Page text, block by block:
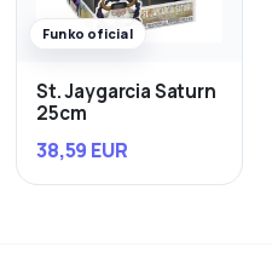
Funko oficial
St. Jaygarcia Saturn
25cm
38,59 EUR